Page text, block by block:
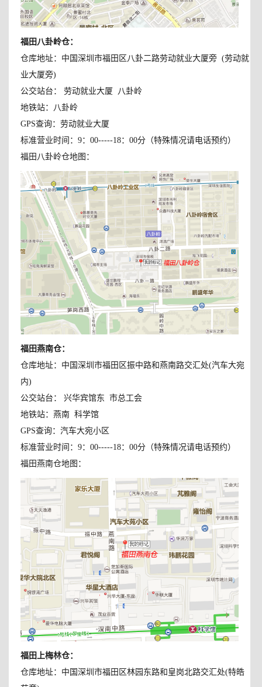
福田八卦岭仓：
仓库地址：中国深圳市福田区八卦二路劳动就业大厦旁 (劳动就
业大厦旁)
公交站台： 劳动就业大厦 八卦岭
地铁站：八卦岭
GPS查询：劳动就业大厦
标准营业时间：9：00-----18：00分（特殊情况请电话预约）
福田八卦岭仓地图：
福田燕南仓：
仓库地址：中国深圳市福田区振中路和燕南路交汇处(汽车大宛
内)
公交站台： 兴华宾馆东 市总工会
地铁站：燕南 科学馆
GPS查询：汽车大宛小区
标准营业时间：9：00-----18：00分（特殊情况请电话预约）
福田燕南仓地图：
福田上梅林仓：
仓库地址：中国深圳市福田区林园东路和皇岗北路交汇处(特皓